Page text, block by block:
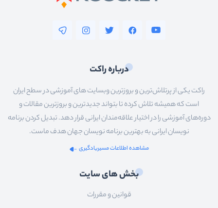
درباره راکت
راکت یکی از پرتلاش‌ترین و بروزترین وبسایت های آموزشی در سطح ایران
است که همیشه تلاش کرده تا بتواند جدیدترین و بروزترین مقالات و
دوره‌های آموزشی را در اختیار علاقه‌مندان ایرانی قرار دهد. تبدیل کردن برنامه
نویسان ایرانی به بهترین برنامه نویسان جهان هدف ماست.
مشاهده اطلاعات مسیریادگیری
بخش های سایت
قوانین و مقررات